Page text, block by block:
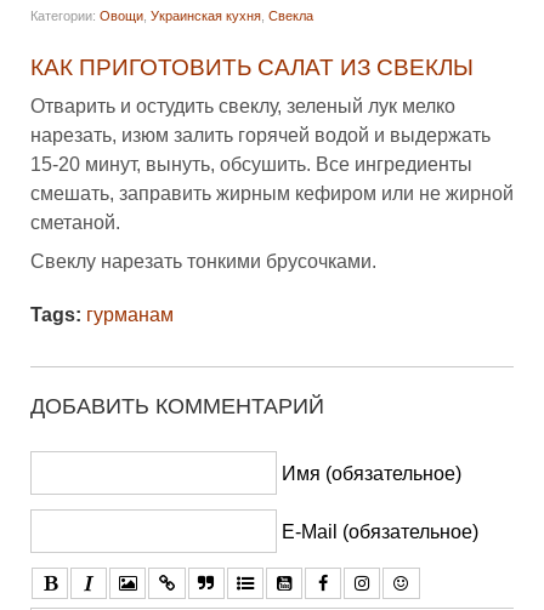
Категории: Овощи Украинская кухня Свекла
КАК ПРИГОТОВИТЬ САЛАТ ИЗ СВЕКЛЫ
Отварить и остудить свеклу, зеленый лук мелко
нарезать, изюм залить горячей водой и выдержать
15-20 минут, вынуть, обсушить. Все ингредиенты
смешать, заправить жирным кефиром или не жирной
сметаной.
Свеклу нарезать тонкими брусочками.
Tags: гурманам
ДОБАВИТЬ КОММЕНТАРИЙ
Имя (обязательное)
E-Mail (обязательное)